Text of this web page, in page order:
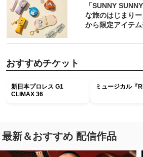
「SUNNY
な旅のはじまり
から限定アイテ
おすすめチケット
新日本プロレス G1
CLIMAX 36
ミュージカル『
最新＆おすすめ 配信作品